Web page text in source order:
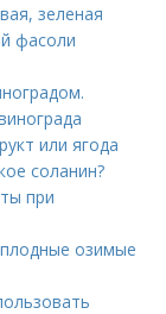
зеленая
фасоли
или ягода
соланин?
при
озимые